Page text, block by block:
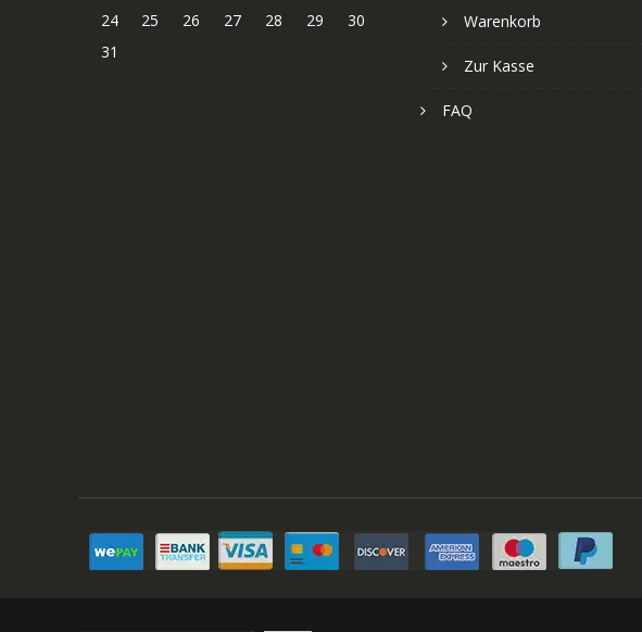
24
25 26 27 28 29
30
31
Warenkorb
Zur Kasse
FAQ